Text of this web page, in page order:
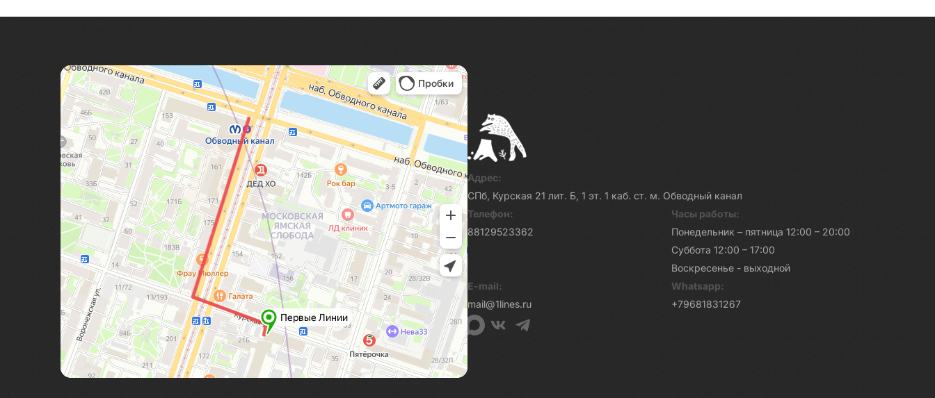
Адрес:
СПб, Курская 21 лит. Б, 1 эт. 1 каб. ст. м. Обводный канал
Телефон:
88129523362
Часы работы:
Понедельник – пятница 12:00 – 20:00
Суббота 12:00 – 17:00
Воскресенье - выходной
E-mail:
mail@1lines.ru
Whatsapp:
+79681831267